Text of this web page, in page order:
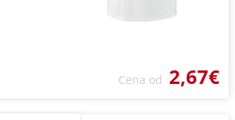
Cena od 2,67€